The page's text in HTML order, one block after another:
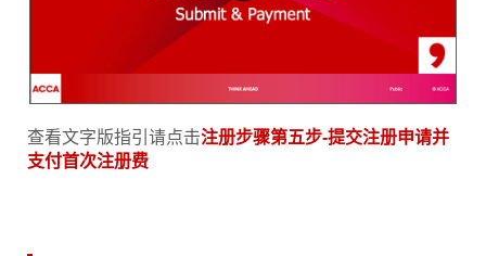
查看文字版指引请点击注册步骤第五步-提交注册申请并
支付首次注册费